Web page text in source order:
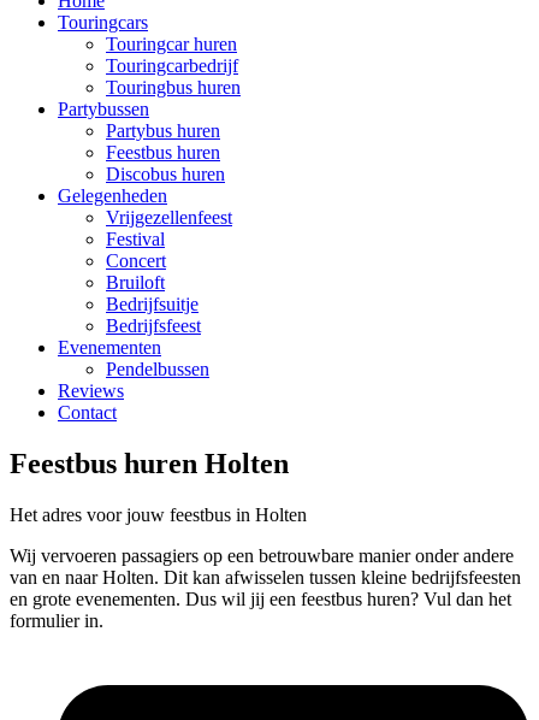
Touringcars
Touringcar huren
Touringcarbedrijf
Touringbus huren
Partybussen
Partybus huren
Feestbus huren
Discobus huren
Gelegenheden
Vrijgezellenfeest
Festival
Concert
Bruiloft
Bedrijfsuitje
Bedrijfsfeest
Evenementen
Pendelbussen
Reviews
Contact
Feestbus huren Holten
Het adres voor jouw feestbus in Holten
Wij vervoeren passagiers op een betrouwbare manier onder andere
van en naar Holten. Dit kan afwisselen tussen kleine bedrijfsfeesten
en grote evenementen. Dus wil jij een feestbus huren? Vul dan het
formulier in.